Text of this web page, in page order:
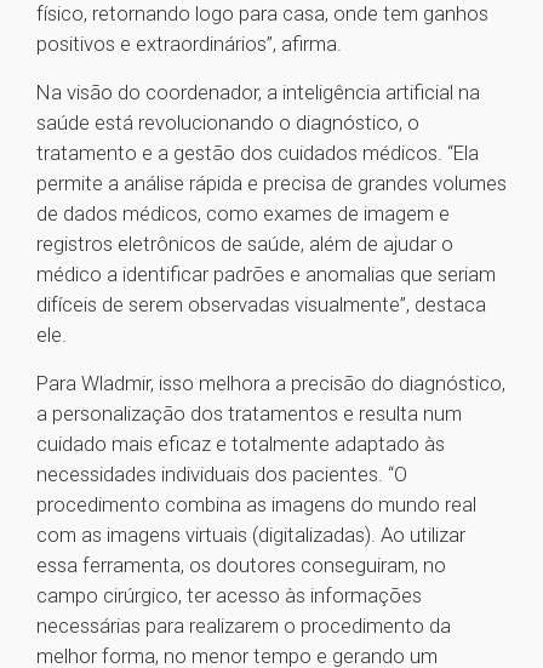
físico, retornando logo para casa, onde tem ganhos
positivos e extraordinários”, afirma.
Na visão do coordenador, a inteligência artificial na
saúde está revolucionando o diagnóstico, o
tratamento e a gestão dos cuidados médicos. “Ela
permite a análise rápida e precisa de grandes volumes
de dados médicos, como exames de imagem e
registros eletrônicos de saúde, além de ajudar o
médico a identificar padrões e anomalias que seriam
difíceis de serem observadas visualmente”, destaca
ele.
Para Wladmir, isso melhora a precisão do diagnóstico,
a personalização dos tratamentos e resulta num
cuidado mais eficaz e totalmente adaptado às
necessidades individuais dos pacientes. “O
procedimento combina as imagens do mundo real
com as imagens virtuais (digitalizadas). Ao utilizar
essa ferramenta, os doutores conseguiram, no
campo cirúrgico, ter acesso às informações
necessárias para realizarem o procedimento da
melhor forma, no menor tempo e gerando um